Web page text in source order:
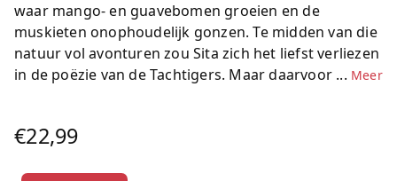
waar mango- en guavebomen groeien en de
muskieten onophoudelijk gonzen. Te midden van die
natuur vol avonturen zou Sita zich het liefst verliezen
in de poëzie van de Tachtigers. Maar daarvoor ... Meer
€22,99